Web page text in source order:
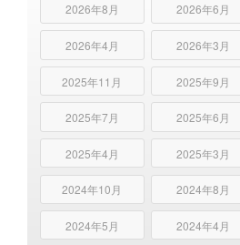
2026年8月 2026年6月
2026年4月 2026年3月
2025年11月 2025年9月
2025年7月 2025年6月
2025年4月 2025年3月
2024年10月 2024年8月
2024年5月 2024年4月